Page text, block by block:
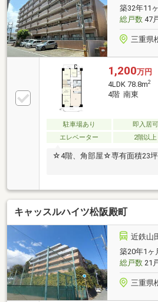
築32年11
総戸数47
三重県
1,200万円
4LDK 78.8m2
4階 南東
駐車場あり 即入居可
エレベーター
2階以上
☆4階、角部屋☆専有面積23
キャッスルハイツ松阪殿町
近鉄山
築20年1ヶ
総戸数21
三重県